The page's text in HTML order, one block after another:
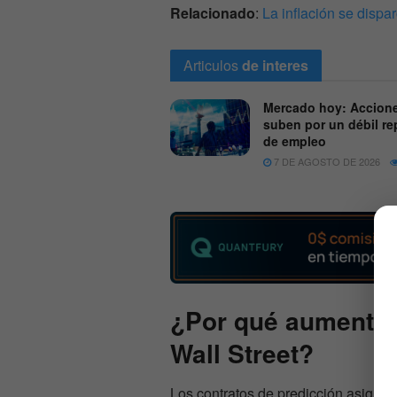
Relacionado: La inflación se
Articulosde interes
Mercado hoy:
suben por un débil
de empleo
7 DE AGOSTO DE 2026
¿Por qué aumenta
Wall Street?